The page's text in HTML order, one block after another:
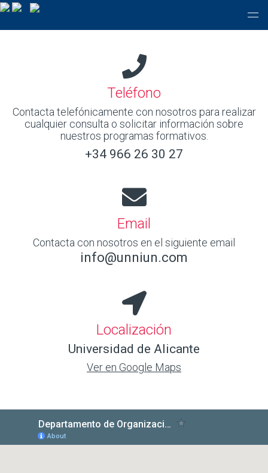
Teléfono
Contacta telefónicamente con nosotros para realizar
cualquier consulta o solicitar información sobre
nuestros programas formativos.
+34 966 26 30 27
Email
Contacta con nosotros en el siguiente email
info@unniun.com
Localización
Universidad de Alicante
Ver en Google Maps